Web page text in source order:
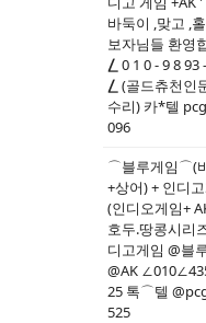
바둑이 ,맞고 ,
보자님들 환영
⎳ 0 1 0 - 9 8 93
⎳ (골드츄천인
수리) 카*텔
096
⌒블루게임⌒(
+상어) + 인디
(인디오게임+
호두.땅콩시리
디고게임 @블
@AK
25 톡⌒텔
525